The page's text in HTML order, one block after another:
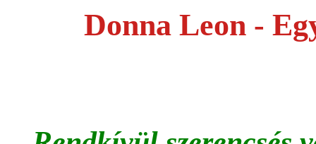
Donna Leon -